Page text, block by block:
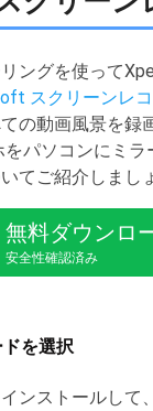
ングを使って
スクリーンレ
の動画風景を
をパソコンにミ
てご紹介しまし
無料ダウンロ
安全性確認済み
ドを選択
ンストールし